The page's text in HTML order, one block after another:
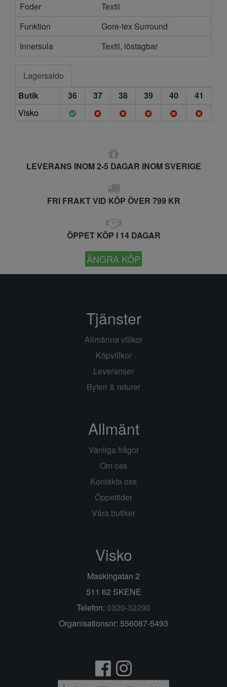
Foder
Textil
Funktion
Gore-tex Surround
Innersula
Textil, löstagbar
Lagersaldo
Butik
36 37 38 39 40
41
Visko
LEVERANS INOM 2-5 DAGAR INOM SVERIGE
FRI FRAKT VID KÖP ÖVER 799 KR
ÖPPET KÖP I 14 DAGAR
ÅNGRA KÖP
Tjänster
Allmänna villkor
Köpvillkor
Leveranser
Byten & returer
Allmänt
Vanliga frågor
Om oss
Kontakta oss
Öppettider
Våra butiker
Visko
Maskingatan 2
511 62 SKENE
Telefon: 0320-32290
Organisationsnr: 556087-5493